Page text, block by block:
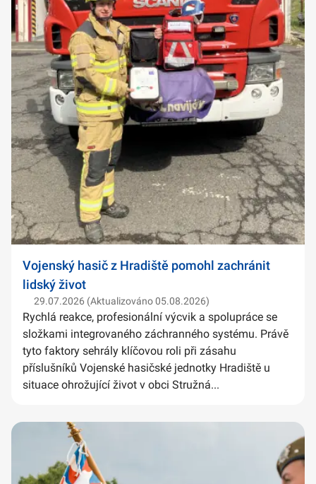
Vojenský hasič z Hradiště pomohl zachránit
lidský život
29.07.2026 (Aktualizováno 05.08.2026)
Rychlá reakce, profesionální výcvik a spolupráce se
složkami integrovaného záchranného systému. Právě
tyto faktory sehrály klíčovou roli při zásahu
příslušníků Vojenské hasičské jednotky Hradiště u
situace ohrožující život v obci Stružná...